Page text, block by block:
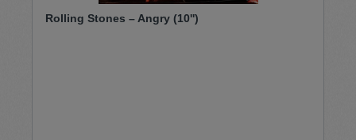
Rolling Stones – Angry (10'')